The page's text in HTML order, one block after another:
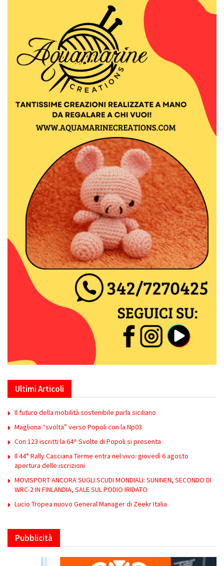
Ultimi Articoli
Il futuro della mobilità sostenibile parla siciliano
Magliona “svolta” verso Popoli con la Np03
Con 123 iscritti la 64^ Svolte di Popoli si presenta
Il 44° Rally Casciana Terme entra nel vivo: giovedì 6 agosto
apertura delle iscrizioni
MOVISPORT ANCORA SUGLI SCUDI MONDIALI: SUNINEN, SECONDO DI
WRC-2 IN FINLANDIA, SALE SUL PODIO IRIDATO
Lucio Tropea nuovo General Manager di Zeekr Italia
Pubblicità